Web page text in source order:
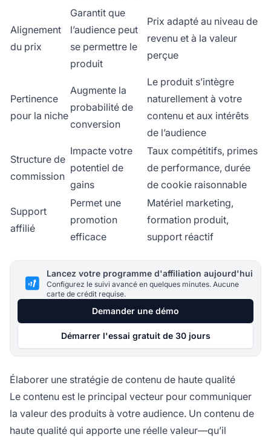
Alignement
du prix
Garantit que
l’audience peut
se permettre le
produit
Prix adapté au niveau de
revenu et à la valeur
perçue
Pertinence
pour la niche
Augmente la
probabilité de
conversion
Le produit s’intègre
naturellement à votre
contenu et aux intérêts
de l’audience
Structure de
commission
Impacte votre
potentiel de
gains
Taux compétitifs, primes
de performance, durée
de cookie raisonnable
Support
affilié
Permet une
promotion
efficace
Matériel marketing,
formation produit,
support réactif
Lancez votre programme d'affiliation aujourd'hui
Configurez le suivi avancé en quelques minutes. Aucune
carte de crédit requise.
Demander une démo
Démarrer l'essai gratuit de 30 jours
Élaborer une stratégie de contenu de haute qualité
Le contenu est le principal vecteur pour communiquer
la valeur des produits à votre audience. Un contenu de
haute qualité qui apporte une réelle valeur—qu’il